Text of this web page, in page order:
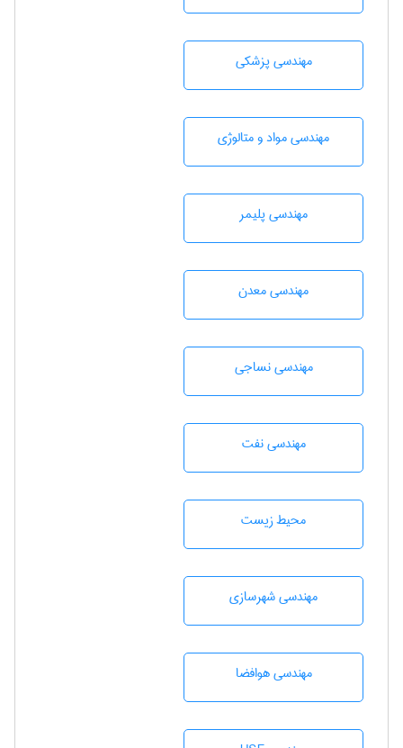
مهندسی پزشکی
مهندسی مواد و متالوژی
مهندسی پليمر
مهندسی معدن
مهندسي نساجی
مهندسی نفت
محيط زيست
مهندسی شهرسازی
مهندسی هوافضا